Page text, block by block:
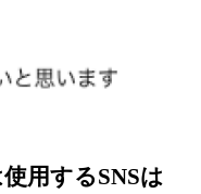
用するSNSは